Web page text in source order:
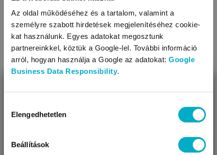
Az oldal működéséhez és a tartalom, valamint a
személyre szabott hirdetések megjelenítéséhez cookie-
kat használunk. Egyes adatokat megosztunk
partnereinkkel, köztük a Google-lel. További információ
arról, hogyan használja a Google az adatokat: Google
Business Data Responsibility.
kiválasztása
Elengedhetetlen
Beállítások
Díszítés: anyagában mintás
A termék nikkelmentes patenttal készül. A patent nem
tartalmaz nikkelt, ezért nem vált ki allergiás reakciót az
erre érzékeny babáknál
TOVÁBBIAK
KAPCSOLÓDÓ KATEGÓRIÁK
Úgy látjuk, most jársz nálunk először!